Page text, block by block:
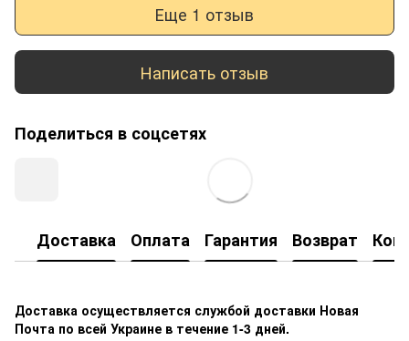
Еще 1 отзыв
Написать отзыв
Поделиться в соцсетях
Доставка Оплата Гарантия Возврат
Доставка осуществляется службой доставки Новая
Почта по всей Украине в течение 1-3 дней.